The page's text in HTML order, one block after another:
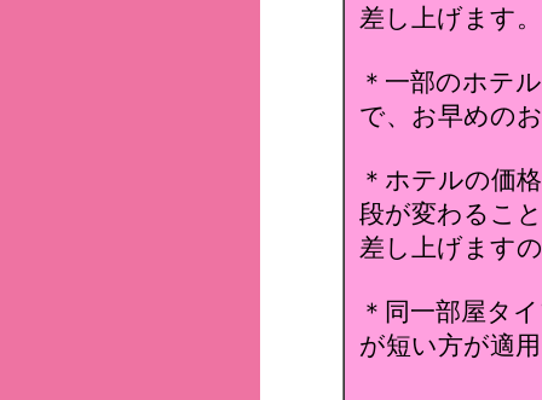
差し上げます
＊一部のホテ
で、お早めの
＊ホテルの価
段が変わるこ
差し上げます
＊同一部屋タ
が短い方が適